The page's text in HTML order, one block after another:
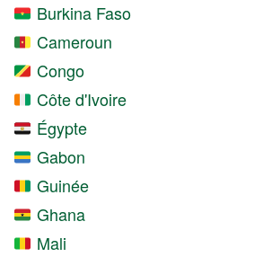
Burkina Faso
Cameroun
Congo
Côte d'Ivoire
Égypte
Gabon
Guinée
Ghana
Mali